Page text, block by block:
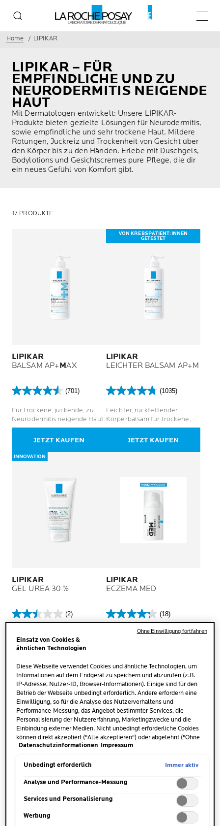
Home LIPIKAR
LIPIKAR – FÜR
EMPFINDLICHE UND ZU
NEURODERMITIS NEIGENDE
HAUT
Mit Dermatologen entwickelt: Unsere LIPIKAR-
Produkte bieten gezielte Lösungen für Neurodermitis,
sowie empfindliche und sehr trockene Haut. Mildere
Rötungen, Juckreiz und Trockenheit von Gesicht über
den Körper bis zu den Händen. Erlebe mit Duschgels,
Bodylotions und Gesichtscremes pure Pflege, die dir
ein neues Gefühl von Komfort gibt.
17 PRODUKTE
LIPIKAR
BALSAM AP+MAX
(701)
4.6
5
Sternen.
Bewertungen
Für trockene, juckende, zu
Neurodermitis neigende Haut
JETZT KAUFEN
VON KREBSPATIENT:INNEN
GETESTET
LIPIKAR
LEICHTER BALSAM AP+M
(1035)
4.8
5
Sternen.
Bewertungen
Leichter, rückfettender
Körperbalsam für trockene,
juckende und zu
Neurodermitis neigende Haut
JETZT KAUFEN
INNOVATION
LIPIKAR
GEL UREA 30 %
(2)
2.5
Sternen.
Bewertungen
feuchtigkeitsspendende
Körperpflege mit 30 % Urea
Hautstellen.
JETZT KAUFEN
LIPIKAR
ECZEMA MED
(18)
4.3
Bewertungen
Medizinprodukt mit
JETZT KAUFEN
LIPIKAR
DUSCH- UND BADEÖL
AP+
LIPIKAR
NACHFÜLLBARES HUILE
Einsatz von Cookies &
ähnlichen Technologien
Diese Webseite verwendet Cookies und ähnliche Technologien, um
Informationen auf dem Endgerät zu speichern und abzurufen (z.B.
IP-Adresse, Nutzer-ID, Browser-Informationen). Einige sind für den
Betrieb der Webseite unbedingt erforderlich. Andere erfordern eine
Einwilligung, so für die Analyse des Nutzerverhaltens und
Performance-Messung, das Angebot bestimmter Services, die
Personalisierung der Nutzererfahrung, Marketingzwecke und die
Einbindung externer Medien. Nicht unbedingt erforderliche Cookies
können direkt akzeptiert ("Alle akzeptieren") oder abgelehnt ("Ohne
Einwilligung fortfahren") werden. Individuelle Anpassungen der
speichern"). Die Auswahl kann jederzeit unter dem Link "Cookie-
unsere Datenschutzinformationen.
Datenschutzinformationen Impressum
Unbedingt erforderlich Immer aktiv
Analyse und Performance-Messung
Services und Personalisierung
Werbung
Ohne Einwilligung fortfahren